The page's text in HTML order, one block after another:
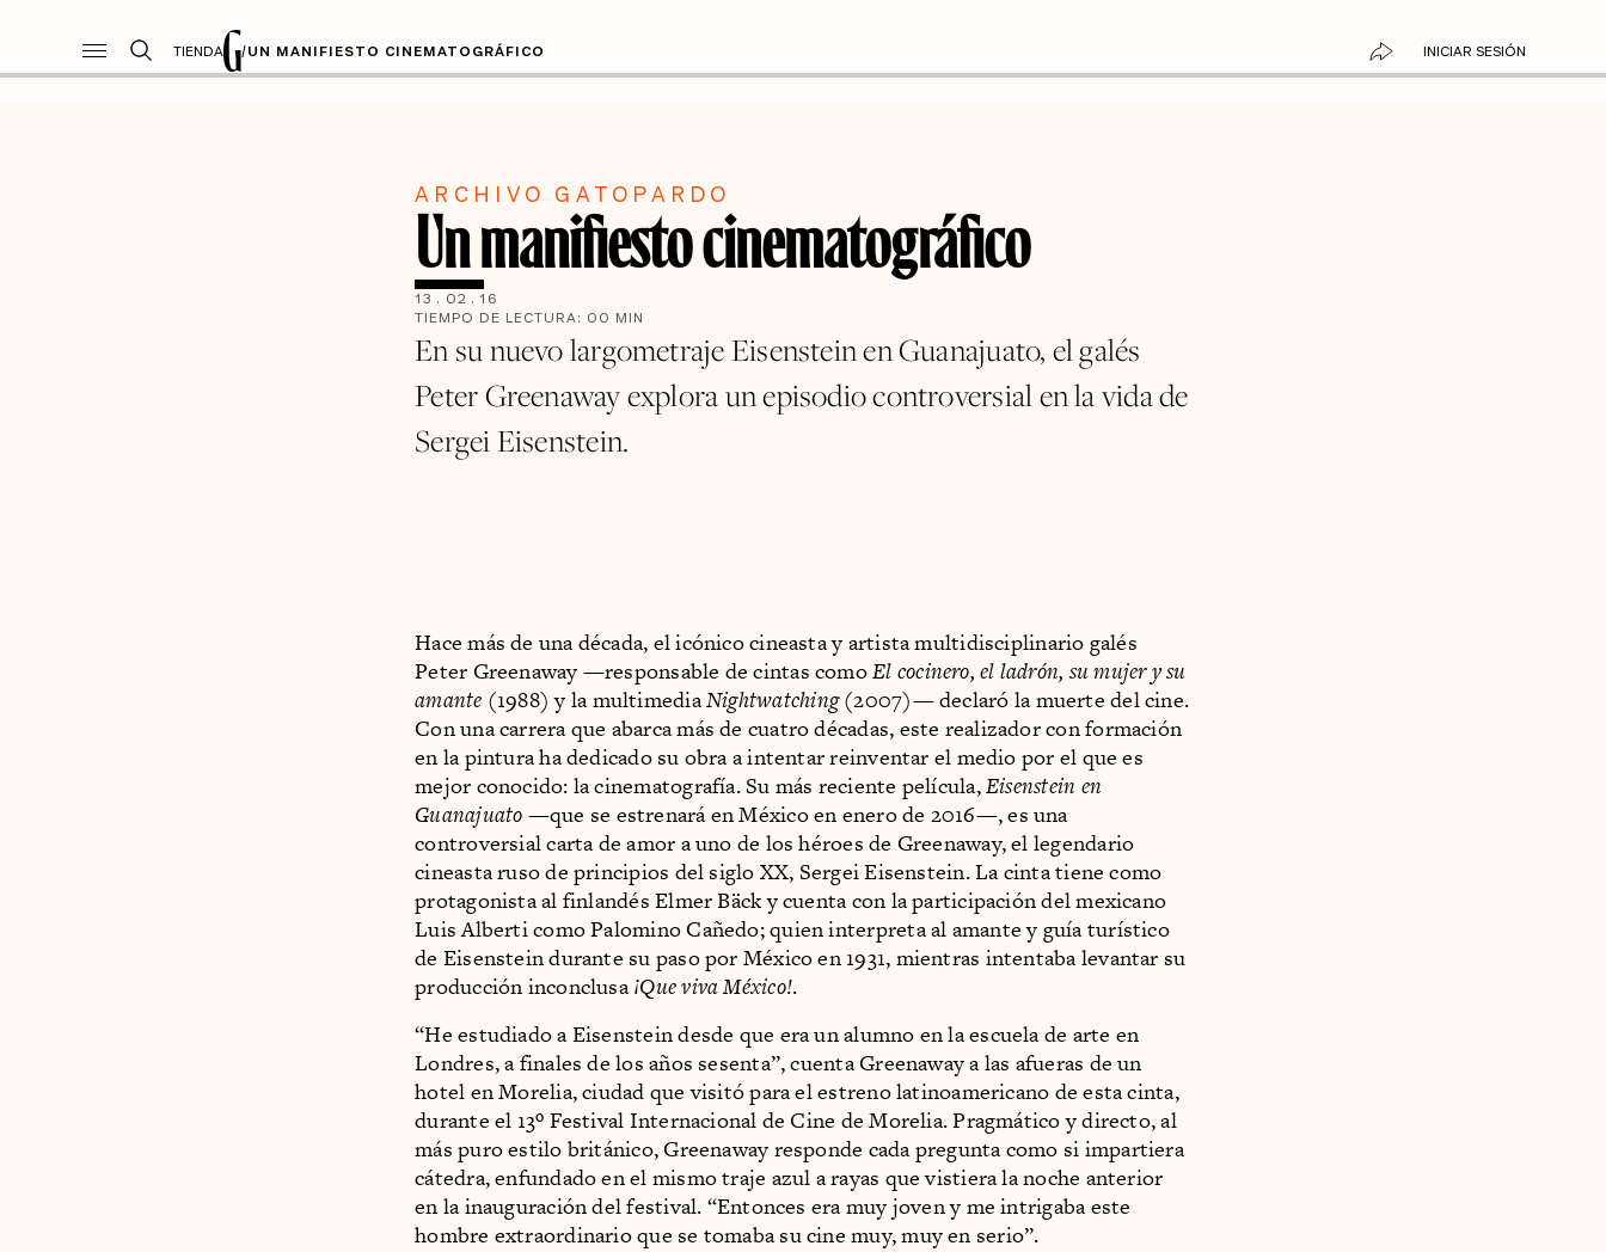
TIENDA /UN MANIFIESTO CINEMATOGRÁFICO INICIAR SESIÓN
ARCHIVO GATOPARDO
Un manifiesto cinematográfico
13 . 02 . 16
TIEMPO DE LECTURA: 00 MIN
En su nuevo largometraje Eisenstein en Guanajuato, el galés
Peter Greenaway explora un episodio controversial en la vida de
Sergei Eisenstein.
Hace más de una década, el icónico cineasta y artista multidisciplinario galés
Peter Greenaway —responsable de cintas comoEl cocinero, el ladrón, su mujer y su
amante (1988) y la multimediaNightwatching(2007)— declaró la muerte del cine.
Con una carrera que abarca más de cuatro décadas, este realizador con formación
en la pintura ha dedicado su obra a intentar reinventar el medio por el que es
mejor conocido: la cinematografía. Su más reciente película,Eisenstein en
Guanajuato —que se estrenará en México en enero de 2016—, es una
controversial carta de amor a uno de los héroes de Greenaway, el legendario
cineasta ruso de principios del siglo XX, Sergei Eisenstein. La cinta tiene como
protagonista al finlandés Elmer Bäck y cuenta con la participación del mexicano
Luis Alberti como Palomino Cañedo; quien interpreta al amante y guía turístico
de Eisenstein durante su paso por México en 1931, mientras intentaba levantar su
producción inconclusa¡Que viva México!.
“He estudiado a Eisenstein desde que era un alumno en la escuela de arte en
Londres, a finales de los años sesenta”, cuenta Greenaway a las afueras de un
hotel en Morelia, ciudad que visitó para el estreno latinoamericano de esta cinta,
durante el 13º Festival Internacional de Cine de Morelia. Pragmático y directo, al
más puro estilo británico, Greenaway responde cada pregunta como si impartiera
cátedra, enfundado en el mismo traje azul a rayas que vistiera la noche anterior
en la inauguración del festival. “Entonces era muy joven y me intrigaba este
hombre extraordinario que se tomaba su cine muy, muy en serio”.